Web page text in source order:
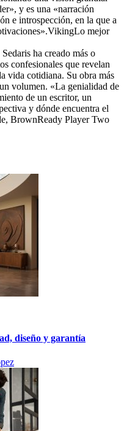
y es una «narración
e introspección, en la que a
mejor
ha creado más o
confesionales que revelan
vida cotidiana. Su obra más
volumen. «La genialidad de
de un escritor, un
y dónde encuentra el
BrownReady Player Two
diseño y garantía